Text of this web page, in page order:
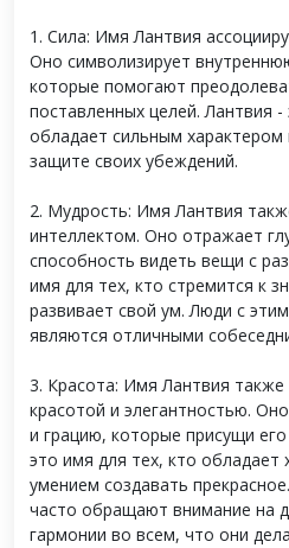
1. Сила: Имя Лантвия
Оно символизирует
которые помогают
поставленных целей. Лантвия
обладает сильным характером
защите своих убеждений.
2. Мудрость: Имя Лантвия
интеллектом. Оно отражает
способность видеть вещи с
имя для тех, кто стремится к
развивает свой ум. Люди с
являются отличными
3. Красота: Имя Лантвия также
красотой и элегантностью.
и грацию, которые присущи
это имя для тех, кто
умением создавать
часто обращают внимание на
гармонии во всем, что они